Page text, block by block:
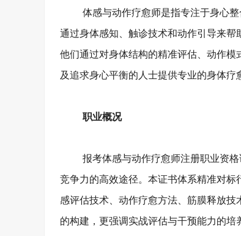
体感与动作疗愈师是指专注于身心
通过身体感知、触诊技术和动作引导来帮
他们通过对身体结构的精准评估、动作
及追求身心平衡的人士提供专业的身体疗
职业概况
报考体感与动作疗愈师注册职业资
竞争力的高效途径。本证书体系精准对
感评估技术、动作疗愈方法、筋膜释放
的构建，更强调实战评估与干预能力的培